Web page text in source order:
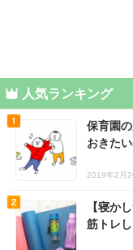
人気ランキング
保育園
おきた
2019年2月
【寝か
筋トレ